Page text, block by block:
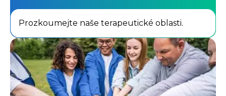
Prozkoumejte naše terapeutické oblasti.